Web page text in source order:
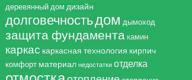
деревянный дом дизайн
долговечностьдом дымоход
защита фундамента камин
каркас каркасная технология кирпич
комфорт материал недостатки отделка